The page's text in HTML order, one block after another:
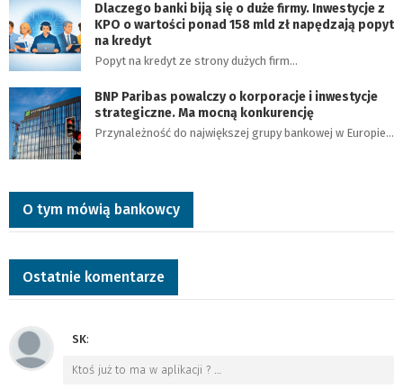
Dlaczego banki biją się o duże firmy. Inwestycje z
KPO o wartości ponad 158 mld zł napędzają popyt
na kredyt
Popyt na kredyt ze strony dużych firm…
BNP Paribas powalczy o korporacje i inwestycje
strategiczne. Ma mocną konkurencję
Przynależność do największej grupy bankowej w Europie…
O tym mówią bankowcy
Ostatnie komentarze
SK:
Ktoś już to ma w aplikacji ? …